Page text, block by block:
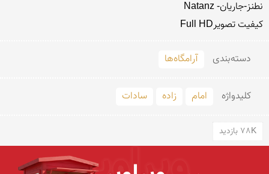
کیفیت تصویرFull HD
دسته‌بندی آرامگاه‌ها
کلید‌واژه امام زاده سادات
78K بازدید